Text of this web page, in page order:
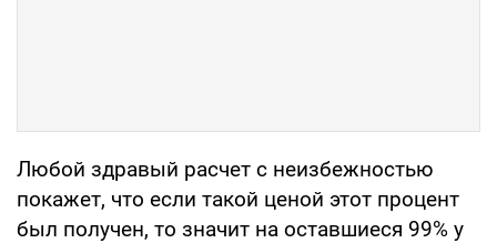
Любой здравый расчет с неизбежностью
покажет, что если такой ценой этот процент
был получен, то значит на оставшиеся 99% у